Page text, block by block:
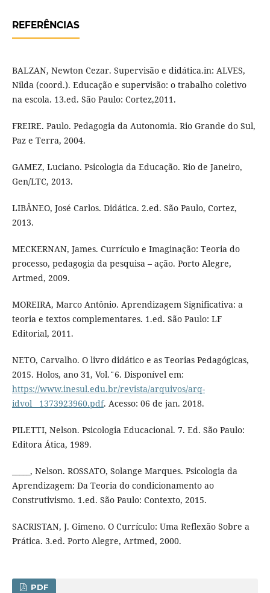
REFERÊNCIAS
BALZAN, Newton Cezar. Supervisão e didática.in: ALVES,
Nilda (coord.). Educação e supervisão: o trabalho coletivo
na escola. 13.ed. São Paulo: Cortez,2011.
FREIRE. Paulo. Pedagogia da Autonomia. Rio Grande do Sul,
Paz e Terra, 2004.
GAMEZ, Luciano. Psicologia da Educação. Rio de Janeiro,
Gen/LTC, 2013.
LIBÂNEO, José Carlos. Didática. 2.ed. São Paulo, Cortez,
2013.
MECKERNAN, James. Currículo e Imaginação: Teoria do
processo, pedagogia da pesquisa – ação. Porto Alegre,
Artmed, 2009.
MOREIRA, Marco Antônio. Aprendizagem Significativa: a
teoria e textos complementares. 1.ed. São Paulo: LF
Editorial, 2011.
NETO, Carvalho. O livro didático e as Teorias Pedagógicas,
2015. Holos, ano 31, Vol.¨6. Disponível em:
https://www.inesul.edu.br/revista/arquivos/arq-
idvol__1373923960.pdf. Acesso: 06 de jan. 2018.
PILETTI, Nelson. Psicologia Educacional. 7. Ed. São Paulo:
Editora Ática, 1989.
_____, Nelson. ROSSATO, Solange Marques. Psicologia da
Aprendizagem: Da Teoria do condicionamento ao
Construtivismo. 1.ed. São Paulo: Contexto, 2015.
SACRISTAN, J. Gimeno. O Currículo: Uma Reflexão Sobre a
Prática. 3.ed. Porto Alegre, Artmed, 2000.
PDF